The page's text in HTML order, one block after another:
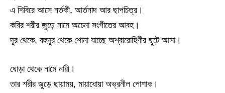
এ শিবিরে আসে নর্তকী, আর্তনাদ আর ছাপচিত্র।
কবির শরীর জুড়ে নামে অচেনা সংগীতের আবহ।
দূর থেকে, বহুদূর থেকে শোনা যাচ্ছে অশ্বারোহিণীর ছুটে আসা।
ঘোড়া থেকে নামে নারী।
তার শরীর জুড়ে ছায়াময়, মায়াধোয়া অভ্রনীল পোশাক।